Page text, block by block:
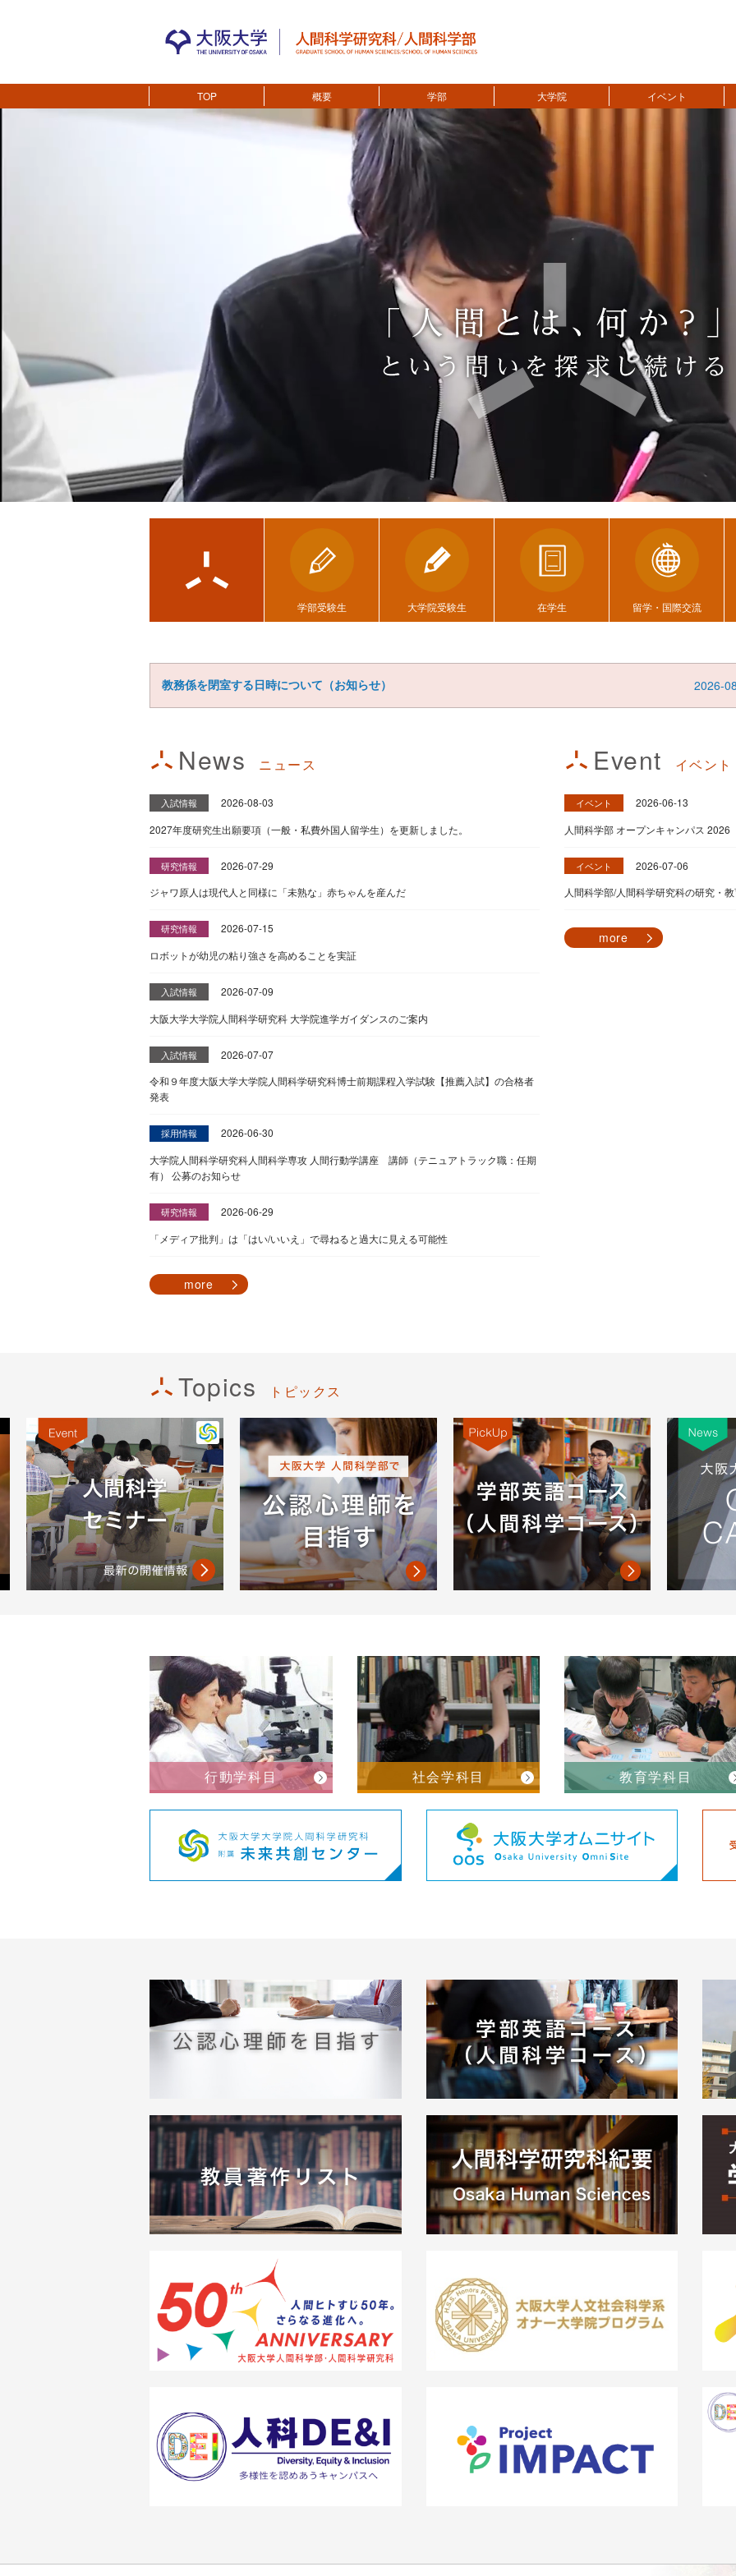
TOP 概要 学部 大学院 イベント
学部受験生 大学院受験生 在学生 留学・国際交流
教務係を閉室する日時について（お知らせ） 2026-
News ニュース
入試情報
2026-08-03
2027年度研究生出願要項（一般・私費外国人留学生）を更新しました。
研究情報
2026-07-29
ジャワ原人は現代人と同様に「未熟な」赤ちゃんを産んだ
研究情報
2026-07-15
ロボットが幼児の粘り強さを高めることを実証
入試情報
2026-07-09
大阪大学大学院人間科学研究科 大学院進学ガイダンスのご案内
入試情報
2026-07-07
令和９年度大阪大学大学院人間科学研究科博士前期課程入学試験【推薦入試】の合格者
発表
採用情報
2026-06-30
大学院人間科学研究科人間科学専攻 人間行動学講座 講師（テニュアトラック職：任期
有） 公募のお知らせ
研究情報
2026-06-29
「メディア批判」は「はい/いいえ」で尋ねると過大に見える可能性
more
Event イベント
イベント
2026-06-13
人間科学部 オープンキャンパス 2026
イベント
2026-07-06
人間科学部/人間科学研究科の研究・
more
Topics トピックス
行動学科目 社会学科目 教育学科目